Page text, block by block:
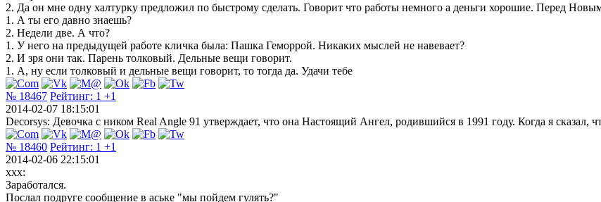
2. Да он мне одну халтурку предложил по быстрому сделать. Говорит что работы немного а деньги хорошие. Перед
1. А ты его давно знаешь?
2. Недели две. А что?
1. У него на предыдущей работе кличка была: Пашка Геморрой. Никаких мыслей не навевает?
2. И зря они так. Парень толковый. Дельные вещи говорит.
1. А, ну если толковый и дельные вещи говорит, то тогда да. Удачи тебе
№ 18467 Рейтинг: 1 +1
2014-02-07 18:15:01
Decorsys: Девочка с ником Real Angle 91 утверждает, что она Настоящий Ангел, родившийся в 1991 году. Когда я сказал,
№ 18460 Рейтинг: 1 +1
2014-02-06 22:15:01
xxx:
Заработался.
Послал подруге сообщение в аське "мы пойдем гулять?"